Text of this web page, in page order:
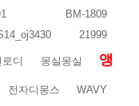
BM-1809
21999
로디 몽실몽실
앵
전자디몽스
WAVY